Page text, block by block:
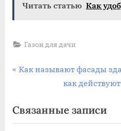
Читать статью Как
Газон для дачи
Навигация
записям
П
д
ы
Как называют фасады
С
е
д
как
Связанные записи